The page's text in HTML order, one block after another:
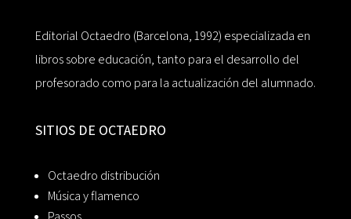
Editorial Octaedro (Barcelona, 1992) especializada en
libros sobre educación, tanto para el desarrollo del
profesorado como para la actualización del alumnado.
SITIOS DE OCTAEDRO
Octaedro distribución
Música y flamenco